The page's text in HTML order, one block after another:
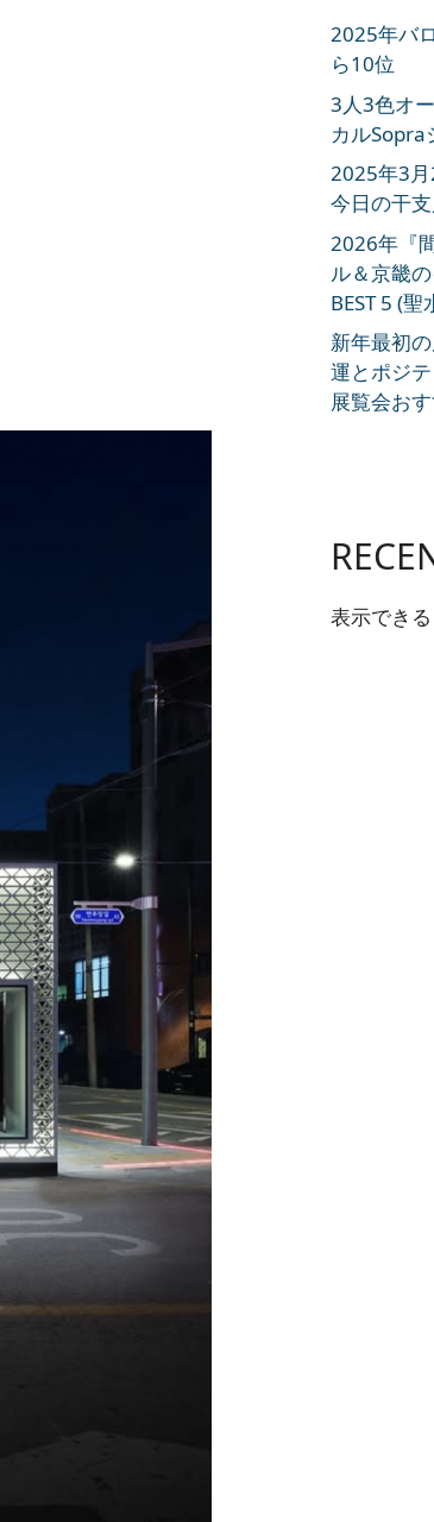
2025年バ
ら10位
3人3色オ
カルSopra
2025年3
今日の干
2026年『
ル＆京畿
BEST 5 (
新年最初
運とポジ
展覧会お
表示でき